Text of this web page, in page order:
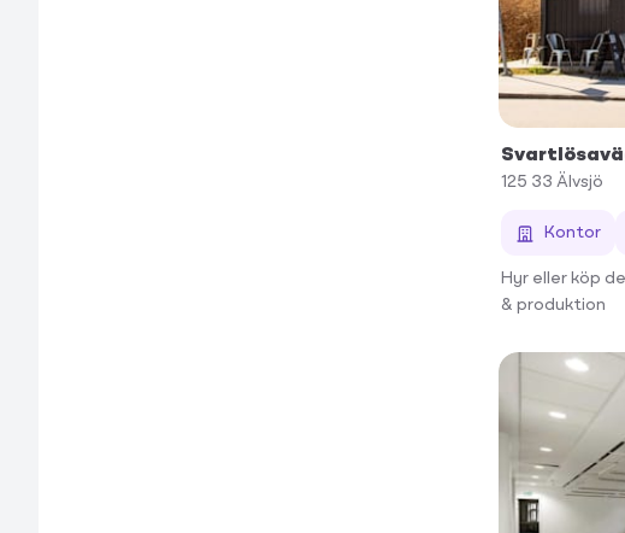
125 33 Älvsjö
Kontor
Hyr eller köp
& produktion